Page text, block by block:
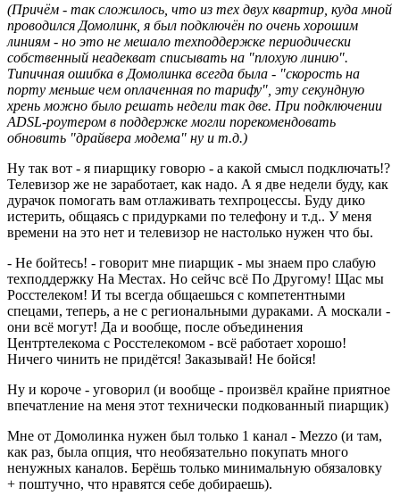
(Причём - так сложилось, что из тех двух квартир, куда мной
проводился Домолинк, я был подключён по очень хорошим
линиям - но это не мешало техподдержке периодически
собственный неадекват списывать на "плохую линию".
Типичная ошибка в Домолинка всегда была - "скорость на
порту меньше чем оплаченная по тарифу", эту секундную
хрень можно было решать недели так две. При подключении
ADSL-роутером в поддержке могли порекомендовать
обновить "драйвера модема" ну и т.д.)
Ну так вот - я пиарщику говорю - а какой смысл подключать!?
Телевизор же не заработает, как надо. А я две недели буду, как
дурачок помогать вам отлаживать техпроцессы. Буду дико
истерить, общаясь с придурками по телефону и т.д.. У меня
времени на это нет и телевизор не настолько нужен что бы.
- Не бойтесь! - говорит мне пиарщик - мы знаем про слабую
техподдержку На Местах. Но сейчс всё По Другому! Щас мы
Росстелеком! И ты всегда общаешься с компетентными
спецами, теперь, а не с региональными дураками. А москали -
они всё могут! Да и вообще, после объединения
Центртелекома с Росстелекомом - всё работает хорошо!
Ничего чинить не придётся! Заказывай! Не бойся!
Ну и короче - уговорил (и вообще - произвёл крайне приятное
впечатление на меня этот технически подкованный пиарщик)
Мне от Домолинка нужен был только 1 канал - Mezzo (и там,
как раз, была опция, что необязательно покупать много
ненужных каналов. Берёшь только минимальную обязаловку
+ поштучно, что нравятся себе добираешь).